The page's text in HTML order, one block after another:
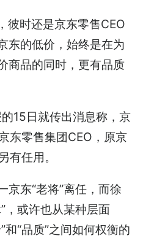
彼时还是京东零售CEO
东的低价，始终是在为
商品的同时，更有品质
15日就传出消息称，京
东零售集团CEO，原京
有任用。
京东“老将”离任，而徐
，或许也从某种层面
“品质”之间如何权衡的